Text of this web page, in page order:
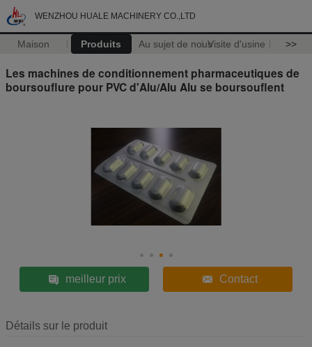
WENZHOU HUALE MACHINERY CO.,LTD
Maison Produits Au sujet de nousVisite d'usine >>
Les machines de conditionnement pharmaceutiques de
boursouflure pour PVC d'Alu/Alu Alu se boursouflent
meilleur prix Contact
Détails sur le produit